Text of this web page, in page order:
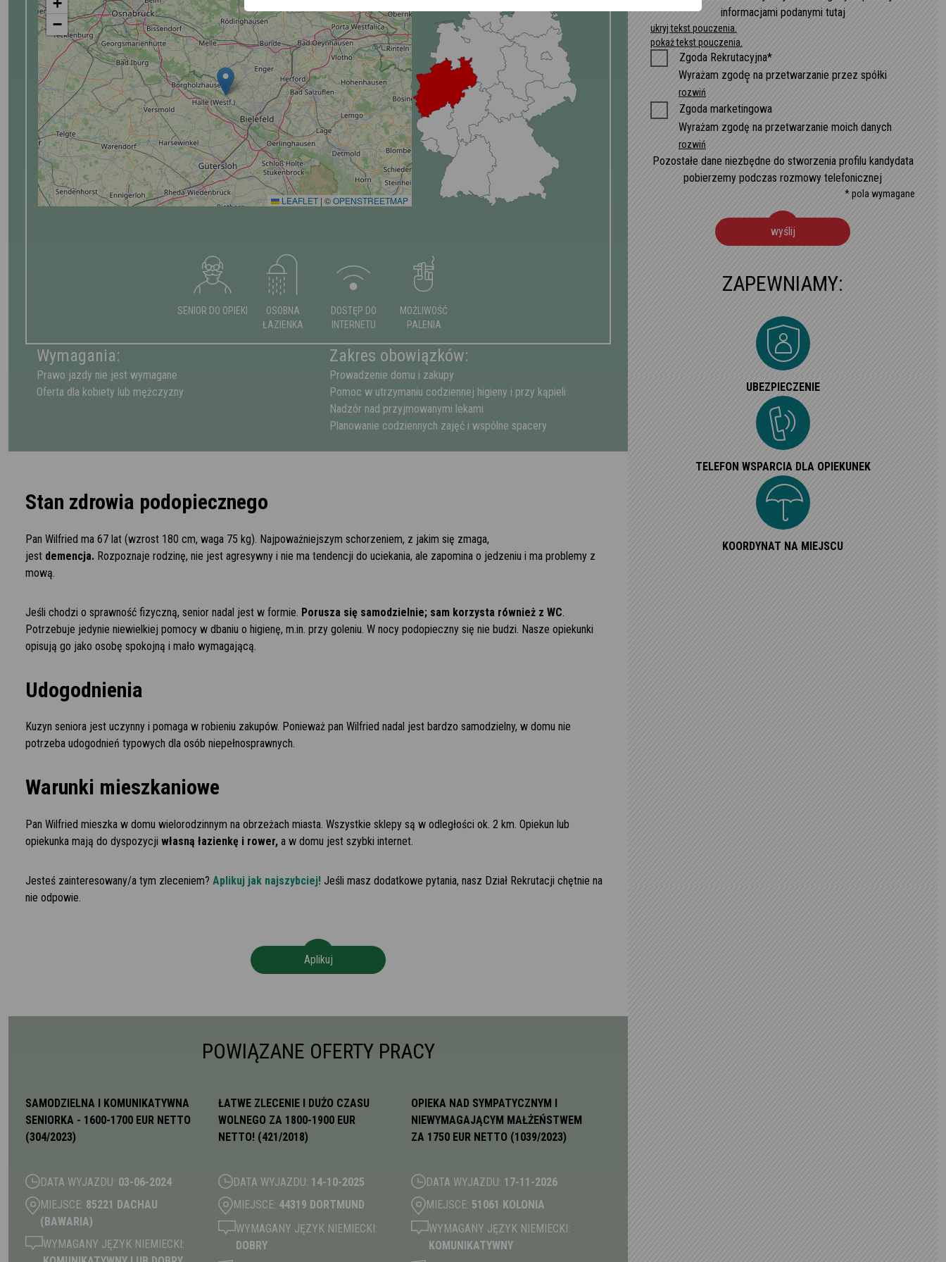
−
LEAFLET | ©OPENSTREETMAP
SENIOR DO OPIEKI
OSOBNA
ŁAZIENKA
DOSTĘP DO
INTERNETU
MOŻLIWOŚĆ
PALENIA
Wymagania:
Prawo jazdy nie jest wymagane
Oferta dla kobiety lub mężczyzny
Zakres obowiązków:
Prowadzenie domu i zakupy
Pomoc w utrzymaniu codziennej higieny i przy kąpieli
Nadzór nad przyjmowanymi lekami
Planowanie codziennych zajęć i wspólne spacery
Stan zdrowia podopiecznego
Pan Wilfried ma 67 lat (wzrost 180 cm, waga 75 kg). Najpoważniejszym schorzeniem, z jakim się zmaga,
jest demencja. Rozpoznaje rodzinę, nie jest agresywny i nie ma tendencji do uciekania, ale zapomina o jedzeniu i ma problemy z
mową.
Jeśli chodzi o sprawność fizyczną, senior nadal jest w formie. Porusza się samodzielnie; sam korzysta również z WC
Potrzebuje jedynie niewielkiej pomocy w dbaniu o higienę, m.in. przy goleniu. W nocy podopieczny się nie budzi. Nasze opiekunki
opisują go jako osobę spokojną i mało wymagającą.
Udogodnienia
Kuzyn seniora jest uczynny i pomaga w robieniu zakupów. Ponieważ pan Wilfried nadal jest bardzo samodzielny, w domu nie
potrzeba udogodnień typowych dla osób niepełnosprawnych.
Warunki mieszkaniowe
Pan Wilfried mieszka w domu wielorodzinnym na obrzeżach miasta. Wszystkie sklepy są w odległości ok. 2 km. Opiekun lub
opiekunka mają do dyspozycji własną łazienkę i rower, a w domu jest szybki internet.
Jesteś zainteresowany/a tym zleceniem? Aplikuj jak najszybciej! Jeśli masz dodatkowe pytania, nasz Dział Rekrutacji chętnie na
nie odpowie.
Aplikuj
POWIĄZANE OFERTY PRACY
SAMODZIELNA I KOMUNIKATYWNA
SENIORKA - 1600-1700 EUR NETTO
(304/2023)
DATA WYJAZDU: 03-06-2024
MIEJSCE: 85221 DACHAU
(BAWARIA)
WYMAGANY JĘZYK NIEMIECKI:
ŁATWE ZLECENIE I DUŻO CZASU
WOLNEGO ZA 1800-1900 EUR
NETTO! (421/2018)
DATA WYJAZDU: 14-10-2025
MIEJSCE: 44319 DORTMUND
WYMAGANY JĘZYK NIEMIECKI:
DOBRY
OPIEKA NAD SYMPATYCZNYM I
NIEWYMAGAJĄCYM MAŁŻEŃSTWEM
ZA 1750 EUR NETTO (1039/2023)
DATA WYJAZDU: 17-11-2026
MIEJSCE: 51061 KOLONIA
WYMAGANY JĘZYK NIEMIECKI:
KOMUNIKATYWNY
informacjami podanymi tutaj
ukryj tekst pouczenia.
pokaż tekst pouczenia.
Zgoda Rekrutacyjna*
Wyrażam zgodę̨ na przetwarzanie przez spółki
rozwiń
Zgoda marketingowa
Wyrażam zgodę na przetwarzanie moich danych
rozwiń
Pozostałe dane niezbędne do stworzenia profilu kandydata
pobierzemy podczas rozmowy telefonicznej
* pola wymagane
wyślij
ZAPEWNIAMY:
UBEZPIECZENIE
TELEFON WSPARCIA DLA OPIEKUNEK
KOORDYNAT NA MIEJSCU